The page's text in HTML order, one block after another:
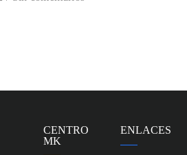
CENTRO
MK
ENLACES